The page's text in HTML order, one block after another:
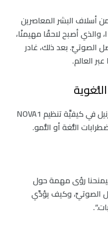
أسلاف البشر المعاصرين
في إفريقيا طوَّرت المتغيِّر I197 V، والذي أصبح لاحقًا مهيمنًا،
الصوتيِّ. بعد ذلك، غادر
العالم.
في المستقبل، سيبحث مختبر دارنيل في كيفيَّة تنظيم NOVA1
اللُّغة أو النُّمو.
رؤى مهمة حول
الصوتيِّ، وكيف يؤدِّي